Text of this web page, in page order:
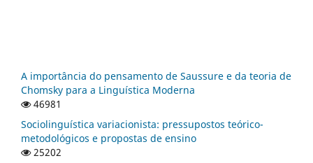
A importância do pensamento de Saussure e da teoria de
Chomsky para a Linguística Moderna
46981
Sociolinguística variacionista: pressupostos teórico-
metodológicos e propostas de ensino
25202